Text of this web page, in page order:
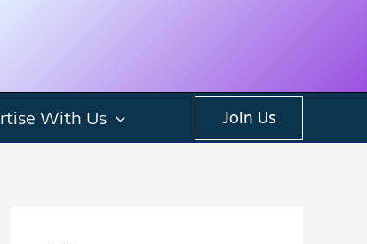
With Us Join Us